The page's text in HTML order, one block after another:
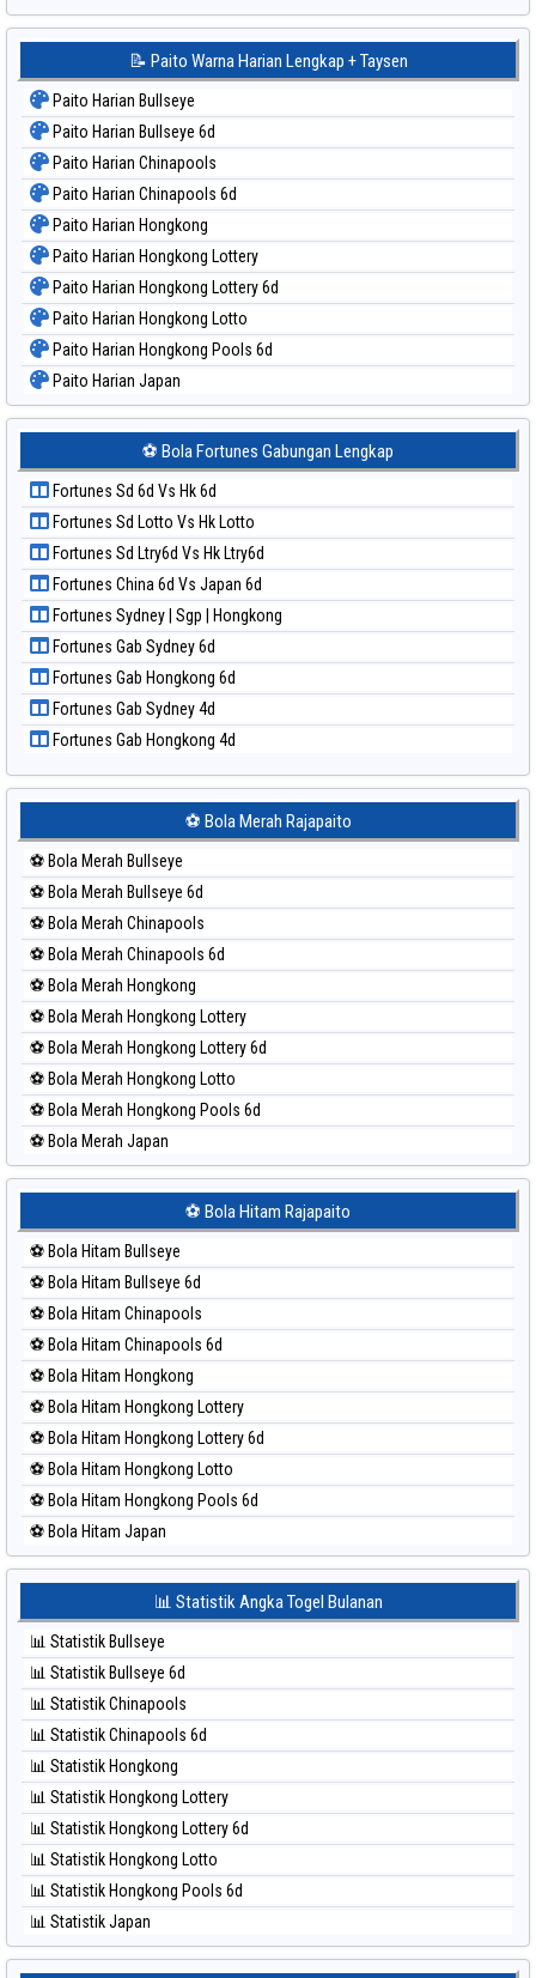
📝 Paito Warna Harian Lengkap + Taysen
Paito Harian Bullseye
Paito Harian Bullseye 6d
Paito Harian Chinapools
Paito Harian Chinapools 6d
Paito Harian Hongkong
Paito Harian Hongkong Lottery
Paito Harian Hongkong Lottery 6d
Paito Harian Hongkong Lotto
Paito Harian Hongkong Pools 6d
Paito Harian Japan
Paito Harian Japan 6d
Paito Harian Korea
Paito Harian Kuda Lari
Paito Harian Magnum Cambodia
Paito Harian Nagoya
Paito Harian New York Midday
Paito Harian North Carolina Day
Paito Harian Pcso
Paito Harian Pennsylvania Day
Paito Harian Sao Paulo
Paito Harian Singapore
Paito Harian Sydney
Paito Harian Sydney Lottery
Paito Harian Sydney Lottery 6d
Paito Harian Sydney Lotto
Paito Harian Sydney Pools 6d
Paito Harian Taipei
Paito Harian Taiwan
⚽ Bola Fortunes Gabungan Lengkap
Fortunes Sd 6d Vs Hk 6d
Fortunes Sd Lotto Vs Hk Lotto
Fortunes Sd Ltry6d Vs Hk Ltry6d
Fortunes China 6d Vs Japan 6d
Fortunes Sydney | Sgp | Hongkong
Fortunes Gab Sydney 6d
Fortunes Gab Hongkong 6d
Fortunes Gab Sydney 4d
Fortunes Gab Hongkong 4d
⚽ Bola Merah Rajapaito
⚽ Bola Merah Bullseye
⚽ Bola Merah Bullseye 6d
⚽ Bola Merah Chinapools
⚽ Bola Merah Chinapools 6d
⚽ Bola Merah Hongkong
⚽ Bola Merah Hongkong Lottery
⚽ Bola Merah Hongkong Lottery 6d
⚽ Bola Merah Hongkong Lotto
⚽ Bola Merah Hongkong Pools 6d
⚽ Bola Merah Japan
⚽ Bola Merah Japan 6d
⚽ Bola Merah Kuda Lari
⚽ Bola Merah Magnum Cambodia
⚽ Bola Merah Nagoya
⚽ Bola Merah North Carolina Day
⚽ Bola Merah Pcso
⚽ Bola Merah Sao Paulo
⚽ Bola Merah Singapore
⚽ Bola Merah Sydney
⚽ Bola Merah Sydney Lottery
⚽ Bola Merah Sydney Lottery 6d
⚽ Bola Merah Sydney Lotto
⚽ Bola Merah Sydney Pools 6d
⚽ Bola Merah Taipei
⚽ Bola Merah Taiwan
⚽ Bola Hitam Rajapaito
⚽ Bola Hitam Bullseye
⚽ Bola Hitam Bullseye 6d
⚽ Bola Hitam Chinapools
⚽ Bola Hitam Chinapools 6d
⚽ Bola Hitam Hongkong
⚽ Bola Hitam Hongkong Lottery
⚽ Bola Hitam Hongkong Lottery 6d
⚽ Bola Hitam Hongkong Lotto
⚽ Bola Hitam Hongkong Pools 6d
⚽ Bola Hitam Japan
⚽ Bola Hitam Japan 6d
⚽ Bola Hitam Korea
⚽ Bola Hitam Kuda Lari
⚽ Bola Hitam Magnum Cambodia
⚽ Bola Hitam Nagoya
⚽ Bola Hitam North Carolina Day
⚽ Bola Hitam Pcso
⚽ Bola Hitam Sao Paulo
⚽ Bola Hitam Singapore
⚽ Bola Hitam Sydney
⚽ Bola Hitam Sydney Lottery
⚽ Bola Hitam Sydney Lottery 6d
⚽ Bola Hitam Sydney Lotto
⚽ Bola Hitam Sydney Pools 6d
📊 Statistik Angka Togel Bulanan
📊 Statistik Bullseye
📊 Statistik Bullseye 6d
📊 Statistik Chinapools
📊 Statistik Chinapools 6d
📊 Statistik Hongkong
📊 Statistik Hongkong Lottery
📊 Statistik Hongkong Lottery 6d
📊 Statistik Hongkong Lotto
📊 Statistik Hongkong Pools 6d
📊 Statistik Japan
📊 Statistik Japan 6d